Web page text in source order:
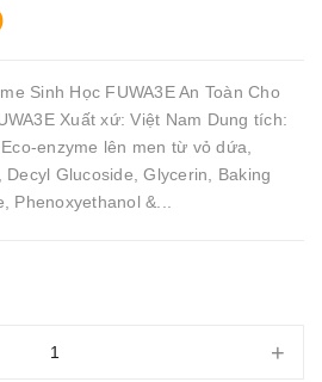
Sinh Học FUWA3E An Toàn Cho
Xuất xứ: Việt Nam Dung tích:
enzyme lên men từ vỏ dứa,
Glucoside, Glycerin, Baking
Phenoxyethanol &...
+